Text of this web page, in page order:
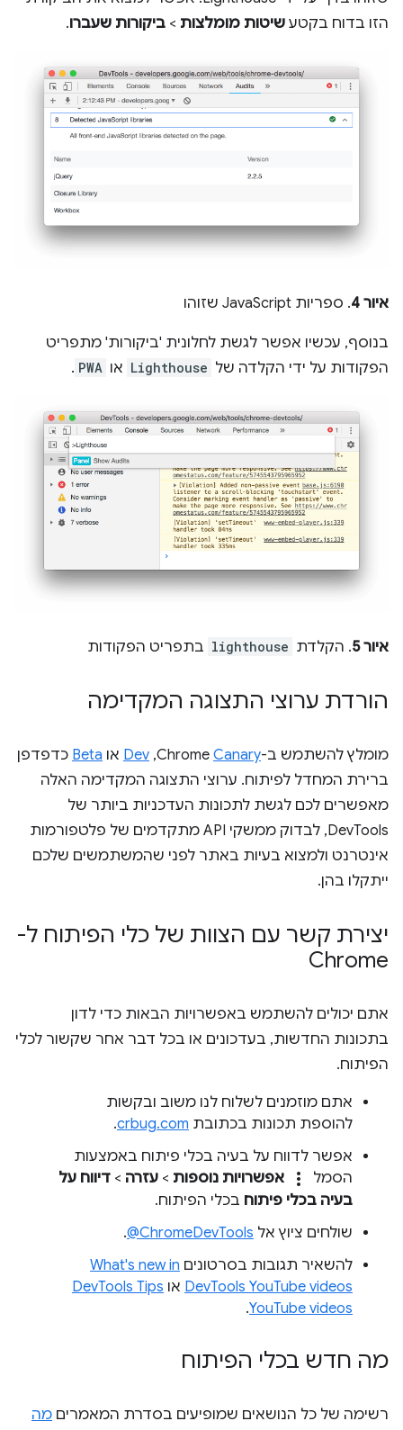
הזו בדוח בקטע שיטות מומלצות > ביקורות שעברו.
איור 4 . ספריות JavaScript שזוהו
בנוסף, עכשיו אפשר לגשת לחלונית 'ביקורות' מתפריט
הפקודות על ידי הקלדה של Lighthouse או PWA
.
איור 5 . הקלדת lighthouse בתפריט הפקודות
הורדת ערוצי התצוגה המקדימה
מומלץ להשתמש ב-ChromeCanary
,‏
Dev או Beta כדפדפן
ברירת המחדל לפיתוח. ערוצי התצוגה המקדימה האלה
מאפשרים לכם לגשת לתכונות העדכניות ביותר של
DevTools, לבדוק ממשקי API מתקדמים של פלטפורמות
אינטרנט ולמצוא בעיות באתר לפני שהמשתמשים שלכם
ייתקלו בהן.
יצירת קשר עם הצוות של כלי הפיתוח ל-
Chrome
אתם יכולים להשתמש באפשרויות הבאות כדי לדון
בתכונות החדשות, בעדכונים או בכל דבר אחר שקשור לכלי
הפיתוח.
אתם מוזמנים לשלוח לנו משוב ובקשות
להוספת תכונות בכתובת crbug.com
.
אפשר לדווח על בעיה בכלי פיתוח באמצעות
הסמל
more_vert אפשרויות נוספות > עזרה > דיווח על
בעיה בכלי פיתוח בכלי הפיתוח.
שולחים ציוץ אל ‎@ChromeDevTools
.
להשאיר תגובות בסרטונים What's new in
DevTools YouTube videos או DevTools Tips
YouTube videos
.
מה חדש בכלי הפיתוח
רשימה של כל הנושאים שמופיעים בסדרת המאמרים מה